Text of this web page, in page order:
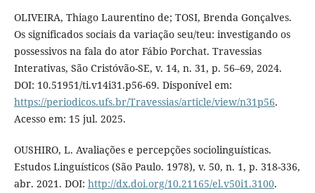
OLIVEIRA, Thiago Laurentino de; TOSI, Brenda Gonçalves.
Os significados sociais da variação seu/teu: investigando os
possessivos na fala do ator Fábio Porchat. Travessias
Interativas, São Cristóvão-SE, v. 14, n. 31, p. 56–69, 2024.
DOI: 10.51951/ti.v14i31.p56-69. Disponível em:
https://periodicos.ufs.br/Travessias/article/view/n31p56.
Acesso em: 15 jul. 2025.
OUSHIRO, L. Avaliações e percepções sociolinguísticas.
Estudos Linguísticos (São Paulo. 1978), v. 50, n. 1, p. 318-336,
abr. 2021. DOI: http://dx.doi.org/10.21165/el.v50i1.3100.